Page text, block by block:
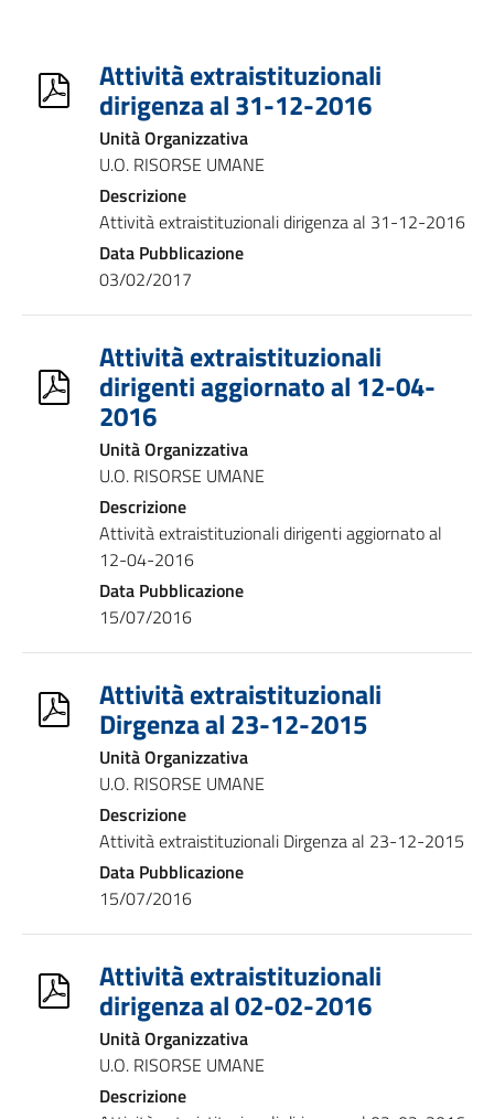
Attività extraistituzionali
dirigenza al 31-12-2016
Unità Organizzativa
U.O. RISORSE UMANE
Descrizione
Attività extraistituzionali dirigenza al 31-12-2016
Data Pubblicazione
03/02/2017
Attività extraistituzionali
dirigenti aggiornato al 12-04-
2016
Unità Organizzativa
U.O. RISORSE UMANE
Descrizione
Attività extraistituzionali dirigenti aggiornato al
12-04-2016
Data Pubblicazione
15/07/2016
Attività extraistituzionali
Dirgenza al 23-12-2015
Unità Organizzativa
U.O. RISORSE UMANE
Descrizione
Attività extraistituzionali Dirgenza al 23-12-2015
Data Pubblicazione
15/07/2016
Attività extraistituzionali
dirigenza al 02-02-2016
Unità Organizzativa
U.O. RISORSE UMANE
Descrizione